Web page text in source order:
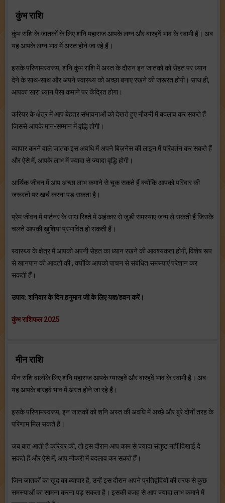
कुंभ राशि
कुंभ राशि के जातकों के लिए शनि महाराज आपके लग्न और बारहवें भाव के स्वामी हैं। अब
यह आपके लग्न भाव में अस्त होने जा रहे हैं।
इसके परिणामस्वरूप, शनि कुंभ राशि में अस्त के दौरान इन जातकों को सेहत पर ध्यान
देने के साथ-साथ और अपने स्वास्थ्य को अच्छा बनाए रखने की जरूरत होगी। साथ ही,
आपका सारा ध्यान पैसा कमाने पर केंद्रित होगा।
करियर के क्षेत्र में आप बेहतर संभावनाओं को देखते हुए नौकरी में बदलाव कर सकते हैं
जिससे आपके मान-सम्मान में वृद्धि होगी।
व्यापार करने वाले जातक इस अवधि में अपने बिज़नेस की लाइन में परिवर्तन कर सकते हैं
और ऐसे में, आपके लाभ में ज्यादा से ज्यादा वृद्धि होगी।
आर्थिक जीवन में आप अच्छा लाभ कमाने से चूक सकते हैं क्योंकि आपको परिवार की
जरूरतों पर खर्च करना पड़ सकता है।
प्रेम जीवन में पार्टनर के साथ रिश्ते में अहंकार से जुड़ी समस्याएं जन्म ले सकती हैं जिसके
चलते आपकी ख़ुशियां प्रभावित हो सकती हैं।
स्वास्थ्य के क्षेत्र में आपको अपनी सेहत का ध्यान रखने की आवश्यकता होगी, विशेष रूप
से खानपान की आदतों की , क्योंकि आपको पाचन से संबंधित समस्याएं परेशान कर
सकती हैं।
उपाय: शनिवार के दिन हनुमान जी के लिए यज्ञ/हवन करें।
कुंभ राशिफल 2025
मीन राशि
मीन राशि वालोंके लिए शनि महाराज आपके ग्यारहवें और बारहवें भाव के स्वामी हैं। अब
यह आपके बारहवें भाव में अस्त होने जा रहे हैं।
इसके परिणामस्वरूप, इन जातकों को शनि अस्त की अवधि में अच्छे और बुरे दोनों तरह के
परिणाम मिल सकते हैं।
जब बात आती है करियर की, तो इस दौरान आप काम से ज्यादा संतुष्ट नहीं दिखाई दे
सकते हैं और ऐसे में, आप नौकरी में बदलाव कर सकते हैं।
जिन जातकों का खुद का व्यापार है, उन्हें इस दौरान अपने प्रतिद्वंदियों की तरफ से कुछ
समस्याओं का सामना करना पड़ सकता है। इसकी वजह से आप ज्यादा लाभ कमाने में